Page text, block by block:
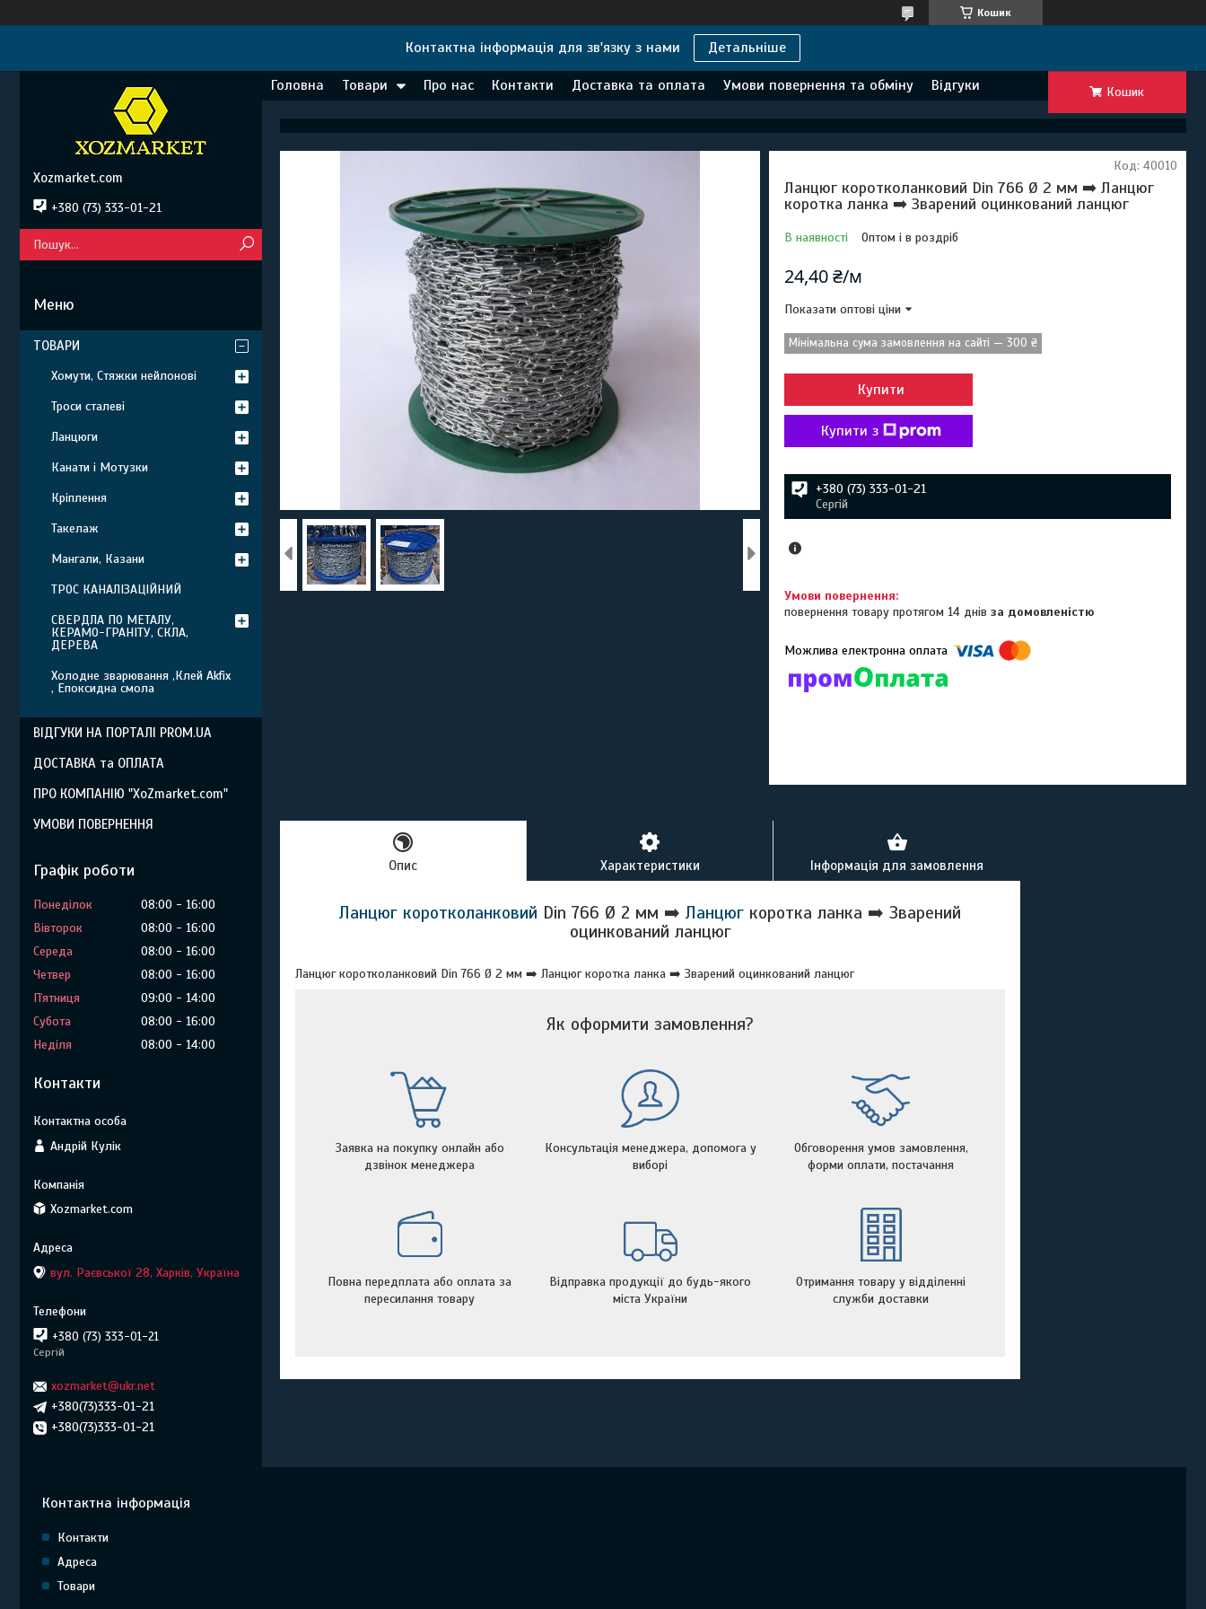
Кошик
Контактна інформація для зв'язку з нами Детальніше
Головна Товари Про нас Контакти Доставка та оплата Умови повернення та обміну Відгуки Кошик
Ланцюг коротколанковий Din 766 Ø 2 мм ➡️ Ланцюг
коротка ланка ➡️ Зварений оцинкований ланцюг
В наявності Оптом і в роздріб
Код: 40010
24,40 ₴/м
Показати оптові ціни
Мінімальна сума замовлення на сайті — 300 ₴
Купити
Купити з
+380 (73) 333-01-21
Сергій
повернення товару протягом 14 днівза домовленістю
Опис Характеристики Інформація для замовлення
Ланцюг коротколанковий Din 766 Ø 2 мм ➡️ Ланцюг коротка ланка ➡️ Зварений
оцинкований ланцюг
Ланцюг коротколанковий Din 766 Ø 2 мм ➡️ Ланцюг коротка ланка ➡️ Зварений оцинкований ланцюг
Як оформити замовлення?
Заявка на покупку онлайн або
дзвінок менеджера
Консультація менеджера, допомога у
виборі
Обговорення умов замовлення,
форми оплати, постачання
Повна передплата або оплата за
пересилання товару
Відправка продукції до будь-якого
міста України
Отримання товару у відділенні
служби доставки
Xozmarket.com
+380 (73) 333-01-21
ТОВАРИ
Хомути, Стяжки нейлонові
Троси сталеві
Ланцюги
Канати і Мотузки
Кріплення
Такелаж
Мангали, Казани
ТРОС КАНАЛІЗАЦІЙНИЙ
СВЕРДЛА ПО МЕТАЛУ,
КЕРАМО-ГРАНІТУ, СКЛА,
ДЕРЕВА
Холодне зварювання ,Клей Akfix
, Епоксидна смола
ВІДГУКИ НА ПОРТАЛІ PROM.UA
ДОСТАВКА та ОПЛАТА
ПРО КОМПАНІЮ "XoZmarket.com"
УМОВИ ПОВЕРНЕННЯ
Графік роботи
Понеділок 08:00
16:00
Вівторок
08:00
16:00
Середа
08:00
16:00
Четвер
08:00
16:00
Пʼятниця
09:00
14:00
Субота
08:00
16:00
Неділя
08:00 14:00
Контакти
Андрій Кулік
Xozmarket.com
вул. Раєвської 28, Харків, Україна
+380 (73) 333-01-21
Сергій
xozmarket@ukr.net
+380(73)333-01-21
+380(73)333-01-21
Контактна інформація
Контакти
Адреса
Товари